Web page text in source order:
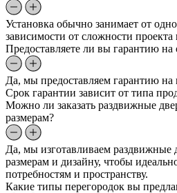
Установка обычно занимает от
зависимости от сложности
Предоставляете ли вы гарантию на
Да, мы предоставляем гарантию на
Срок гарантии зависит от типа
Можно ли заказать раздвижные
размерам?
Да, мы изготавливаем
размерам и дизайну, чтобы
потребностям и пространству.
Какие типы перегородок вы